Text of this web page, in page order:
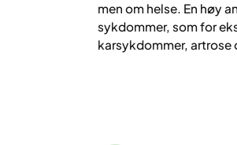
men om helse. En høy
sykdommer, som for
karsykdommer, artrose